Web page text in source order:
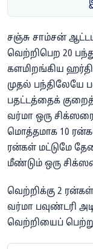
சஞ்சு சாம்சன்
வெற்றிபெற 20
களமிறங்கிய
முதல் பந்திலேயே
பதட்டத்தைக்
வர்மா ஒரு
மொத்தமாக 10
ரன்கள் மட்டுமே
மீண்டும் ஒரு
வெற்றிக்கு 2
வர்மா பவுண்டரி
வெற்றியைப்